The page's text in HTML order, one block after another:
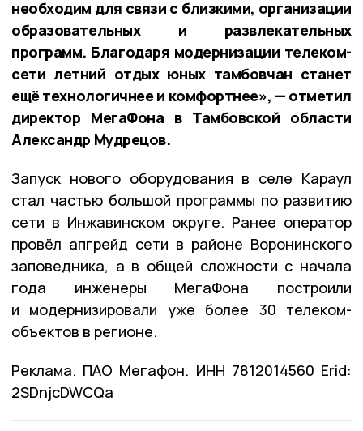
необходим для связи с близкими, организации
образовательных и развлекательных
программ. Благодаря модернизации телеком-
сети летний отдых юных тамбовчан станет
ещё технологичнее и комфортнее», — отметил
директор МегаФона в Тамбовской области
Александр Мудрецов.
Запуск нового оборудования в селе Караул
стал частью большой программы по развитию
сети в Инжавинском округе. Ранее оператор
провёл апгрейд сети в районе Воронинского
заповедника, а в общей сложности с начала
года инженеры МегаФона построили
и модернизировали уже более 30 телеком-
объектов в регионе.
Реклама. ПАО Мегафон. ИНН 7812014560 Erid:
2SDnjcDWCQa